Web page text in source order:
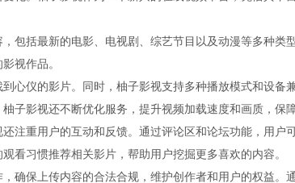
包括最新的电影、电视剧、综艺节目以及动漫等多种类
视作品。
心仪的影片。同时，柚子影视支持多种播放模式和设备
子影视还不断优化服务，提升视频加载速度和画质，保
注重用户的互动和反馈。通过评论区和论坛功能，用户
看习惯推荐相关影片，帮助用户挖掘更多喜欢的内容。
确保上传内容的合法合规，维护创作者和用户的权益。